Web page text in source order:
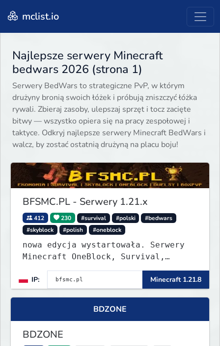
mclist.io
Najlepsze serwery Minecraft
bedwars 2026 (strona 1)
Serwery BedWars to strategiczne PvP, w którym
drużyny bronią swoich łóżek i próbują zniszczyć łóżka
rywali. Zbieraj zasoby, ulepszaj sprzęt i tocz zacięte
bitwy — wszystko opiera się na pracy zespołowej i
taktyce. Odkryj najlepsze serwery Minecraft BedWars i
walcz, by zostać ostatnią drużyną na placu boju!
BFSMC.PL - Serwery 1.21.x
412 230 #survival #polski
#bedwars
#skyblock
#polish #oneblock
nowa edycja wystartowała. Serwery
Minecraft OneBlock, Survival,
SkyBlock, Duels, RealLife, PVP,
BedWars, kitpvp
IP: Minecraft 1.21.8
BDZONE
BDZONE